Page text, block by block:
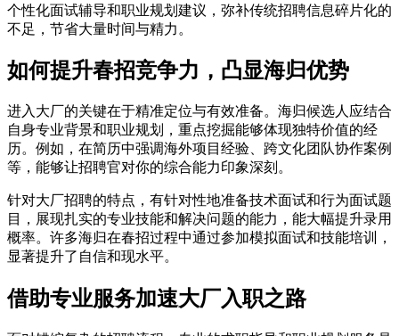
个性化面试辅导和职业规划建议，弥补传统招聘信息碎片化的
不足，节省大量时间与精力。
如何提升春招竞争力，凸显海归优势
进入大厂的关键在于精准定位与有效准备。海归候选人应结合
自身专业背景和职业规划，重点挖掘能够体现独特价值的经
历。例如，在简历中强调海外项目经验、跨文化团队协作案例
等，能够让招聘官对你的综合能力印象深刻。
针对大厂招聘的特点，有针对性地准备技术面试和行为面试题
目，展现扎实的专业技能和解决问题的能力，能大幅提升录用
概率。许多海归在春招过程中通过参加模拟面试和技能培训，
显著提升了自信和现水平。
借助专业服务加速大厂入职之路